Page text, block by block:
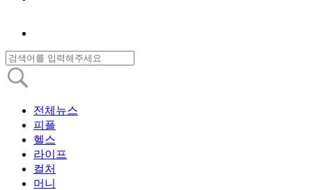
전체뉴스
피플
헬스
라이프
컬처
머니